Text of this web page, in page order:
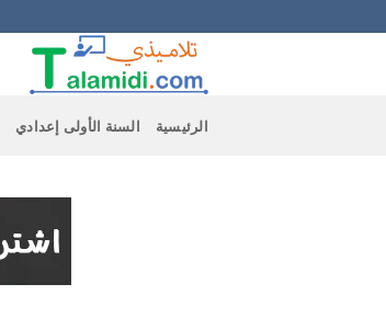
to
الرئيسية السنة الأولى إعدادي